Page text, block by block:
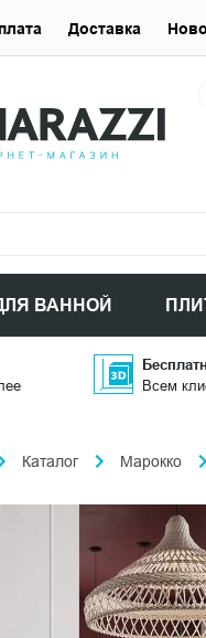
ВАННОЙ
Доставка
Всем
Каталог Марокко